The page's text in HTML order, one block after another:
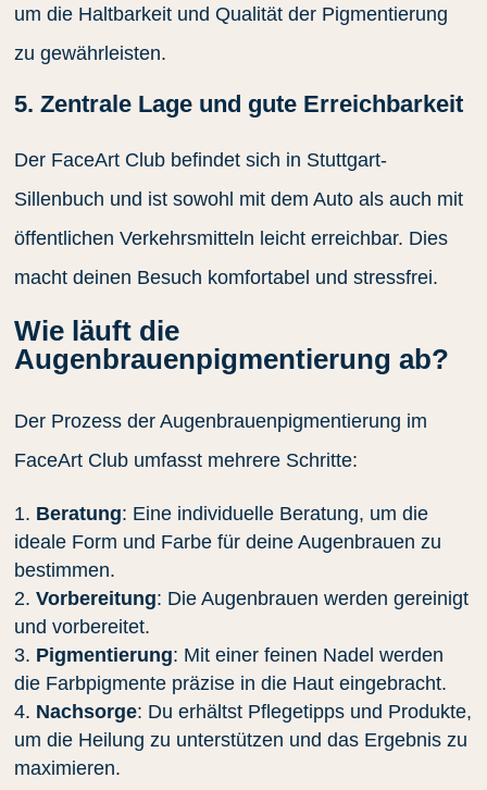
um die Haltbarkeit und Qualität der Pigmentierung
zu gewährleisten.
5. Zentrale Lage und gute Erreichbarkeit
Der FaceArt Club befindet sich in Stuttgart-
Sillenbuch und ist sowohl mit dem Auto als auch mit
öffentlichen Verkehrsmitteln leicht erreichbar. Dies
macht deinen Besuch komfortabel und stressfrei.
Wie läuft die
Augenbrauenpigmentierung ab?
Der Prozess der Augenbrauenpigmentierung im
FaceArt Club umfasst mehrere Schritte:
Beratung: Eine individuelle Beratung, um die
ideale Form und Farbe für deine Augenbrauen zu
bestimmen.
Vorbereitung: Die Augenbrauen werden gereinigt
und vorbereitet.
Pigmentierung: Mit einer feinen Nadel werden
die Farbpigmente präzise in die Haut eingebracht.
Nachsorge: Du erhältst Pflegetipps und Produkte,
um die Heilung zu unterstützen und das Ergebnis zu
maximieren.